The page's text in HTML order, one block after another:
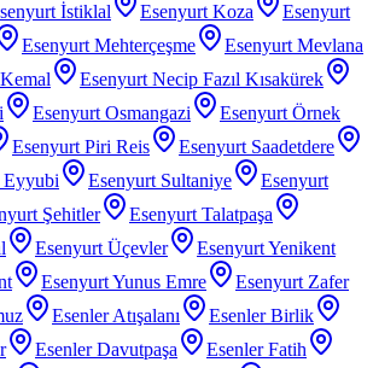
İstiklal Esenyurt Koza
Esenyurt
Esenyurt Mehterçeşme
Esenyurt Mevlana
Esenyurt Necip Fazıl Kısakürek
Esenyurt Osmangazi
Esenyurt Örnek
Esenyurt Piri Reis
Esenyurt Saadetdere
Eyyubi
Esenyurt Sultaniye
Esenyurt
Şehitler
Esenyurt Talatpaşa
Esenyurt Üçevler
Esenyurt Yenikent
Esenyurt Yunus Emre
Esenyurt Zafer
Esenler Atışalanı
Esenler Birlik
Esenler Davutpaşa
Esenler Fatih